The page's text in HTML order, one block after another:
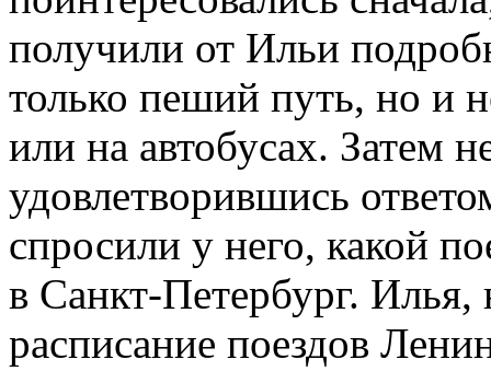
получили от Ильи
только пеший путь, но и
или на автобусах. Затем
удовлетворившись
спросили у него, какой
в Санкт-Петербург.
расписание поездов